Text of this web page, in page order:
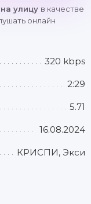
улицу в качестве
онлайн
320 kbps
2:29
5.71
16.08.2024
КРИСПИ, Экси